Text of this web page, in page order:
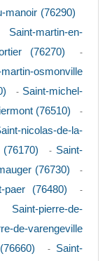
manoir (76290)
Saint-martin-en-
(76270) -
osmonville
- Saint-michel-
(76510) -
nicolas-de-la-
(76170) - Saint-
(76730) -
paer (76480) -
Saint-pierre-de-
de-varengeville
- Saint-